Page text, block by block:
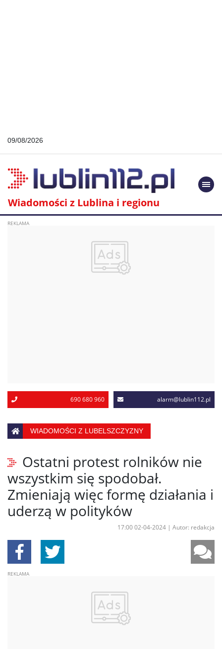
09/08/2026
Wiadomości z Lublina i regionu
690 680 960 alarm@lublin112.pl
WIADOMOŚCI Z LUBELSZCZYZNY
Ostatni protest rolników nie
wszystkim się spodobał.
Zmieniają więc formę działania i
uderzą w polityków
17:00 02-04-2024 | Autor: redakcja